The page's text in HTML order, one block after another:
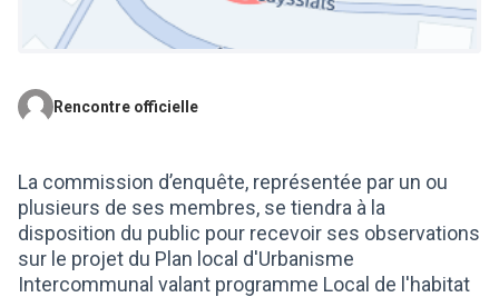
(Lien externe)
Rencontre officielle
La commission d’enquête, représentée par un ou
plusieurs de ses membres, se tiendra à la
disposition du public pour recevoir ses observations
sur le projet du Plan local d'Urbanisme
Intercommunal valant programme Local de l'habitat